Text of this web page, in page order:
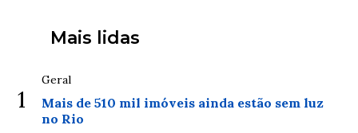
Mais lidas
1
Geral
Mais de 510 mil imóveis ainda estão sem luz
no Rio